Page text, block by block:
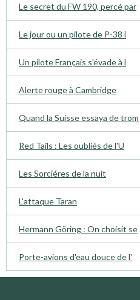
Le secret du FW 190, percé par
Le jour ou un pilote de P-38 i
Un pilote Français s’évade à l
Alerte rouge à Cambridge
Quand la Suisse essaya de trom
Red Tails : Les oubliés de l'U
Les Sorciéres de la nuit
L'attaque Taran
Hermann Göring : On choisit se
Porte-avions d'eau douce de l'